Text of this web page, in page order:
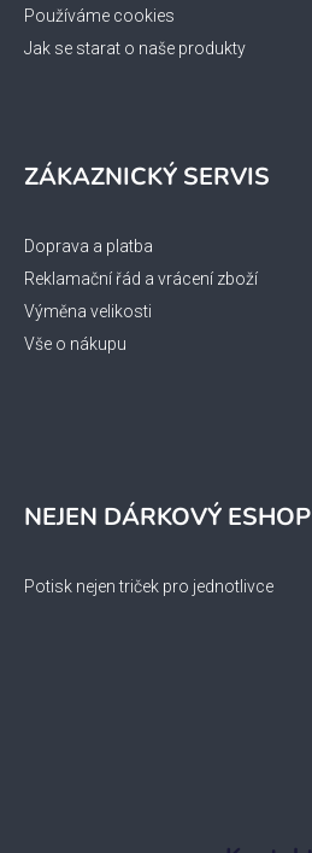
Používáme cookies
Jak se starat o naše produkty
ZÁKAZNICKÝ SERVIS
Doprava a platba
Reklamační řád a vrácení zboží
Výměna velikosti
Vše o nákupu
NEJEN DÁRKOVÝ ESHOP
Potisk nejen triček pro jednotlivce